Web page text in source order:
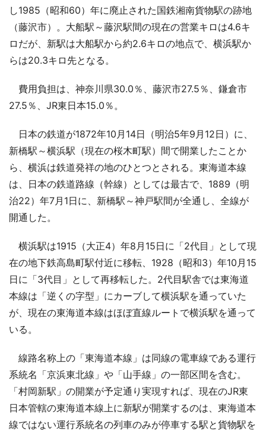
し1985（昭和60）年に廃止された国鉄湘南貨物駅の跡地
（藤沢市）。大船駅～藤沢駅間の現在の営業キロは4.6キ
ロだが、新駅は大船駅から約2.6キロの地点で、横浜駅か
らは20.3キロ先となる。
費用負担は、神奈川県30.0％、藤沢市27.5％、鎌倉市
27.5％、JR東日本15.0％。
日本の鉄道が1872年10月14日（明治5年9月12日）に、
新橋駅～横浜駅（現在の桜木町駅）間で開業したことか
ら、横浜は鉄道発祥の地のひとつとされる。東海道本線
は、日本の鉄道路線（幹線）としては最古で、1889（明
治22）年7月1日に、新橋駅～神戸駅間が全通し、全線が
開通した。
横浜駅は1915（大正4）年8月15日に「2代目」として現
在の地下鉄高島町駅付近に移転、1928（昭和3）年10月15
日に「3代目」として再移転した。2代目駅舎では東海道
本線は「逆くの字型」にカーブして横浜駅を通っていた
が、現在の東海道本線はほぼ直線ルートで横浜駅を通って
いる。
線路名称上の「東海道本線」は同線の電車線である運行
系統名「京浜東北線」や「山手線」の一部区間を含む。
「村岡新駅」の開業が予定通り実現すれば、現在のJR東
日本管轄の東海道本線上に新駅が開業するのは、東海道本
線ではない運行系統名の列車のみが停車する駅と貨物駅を